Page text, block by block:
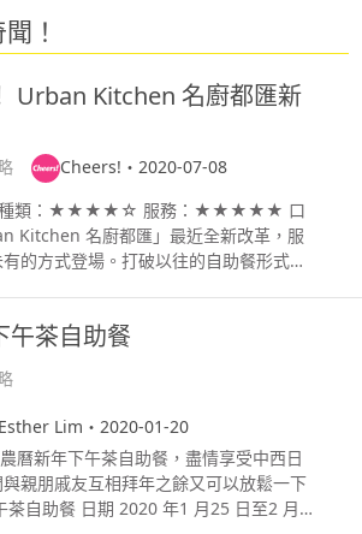
！
Urban Kitchen 名廚都匯新
Cheers!・2020-07-08
類：★★★★☆ 服務：★★★★★ 口
名廚都匯」最近全新改革，服
的方式登場。打破以往的自助餐形式，
利麵和日式大蝦天婦羅等等，都是由大
生考量，現在餐廳所有食品都會以獨立
和各個食物區的 ambassador 點菜，
上，簡直是皇帝級的享受，現在就讓小
壽司區：海洋大西洋红鯛魚、日本油甘
葡式焗魚、葡式鴨飯、葡式白酒炒蜆、
很受歡迎的菜式。 入座後，會有專人按
愛爾蘭生蠔、法國芬迪加生蠔、波士頓
午茶自助餐
Lim・2020-01-20
曆新年下午茶自助餐，盡情享受中西日
親朋戚友互相拜年之餘又可以放鬆一下
茶自助餐 日期 2020 年1 月25 日至2 月